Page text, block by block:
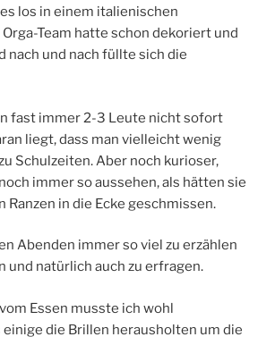
los in einem italienischen
Orga-Team hatte schon dekoriert und
nach und nach füllte sich die
fast immer 2-3 Leute nicht sofort
liegt, dass man vielleicht wenig
Schulzeiten. Aber noch kurioser,
immer so aussehen, als hätten sie
Ranzen in die Ecke geschmissen.
Abenden immer so viel zu erzählen
und natürlich auch zu erfragen.
Essen musste ich wohl
einige die Brillen herausholten um die